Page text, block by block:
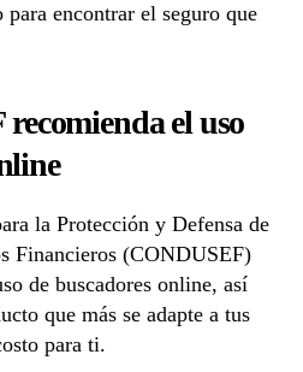
para encontrar el seguro que
el uso
la Protección y Defensa de
Financieros (CONDUSEF)
de buscadores online, así
que más se adapte a tus
para ti.